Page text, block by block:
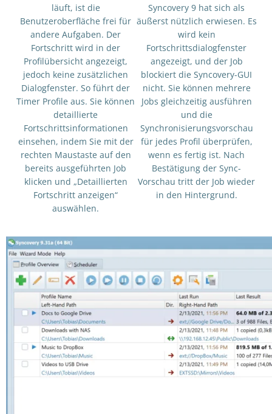
läuft, ist die
Benutzeroberfläche frei für
andere Aufgaben. Der
Fortschritt wird in der
Profilübersicht angezeigt,
jedoch keine zusätzlichen
Dialogfenster. So führt der
Timer Profile aus. Sie können
detaillierte
Fortschrittsinformationen
einsehen, indem Sie mit der
rechten Maustaste auf den
bereits ausgeführten Job
klicken und „Detaillierten
Fortschritt anzeigen“
auswählen.
Syncovery 9 hat sich als
äußerst nützlich erwiesen. Es
wird kein
Fortschrittsdialogfenster
angezeigt, und der Job
blockiert die Syncovery-GUI
nicht. Sie können mehrere
Jobs gleichzeitig ausführen
und die
Synchronisierungsvorschau
für jedes Profil überprüfen,
wenn es fertig ist. Nach
Bestätigung der Sync-
Vorschau tritt der Job wieder
in den Hintergrund.